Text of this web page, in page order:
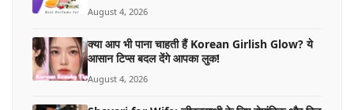
August 4, 2026
क्या आप भी पाना चाहती हैं Korean Girlish Glow? ये
आसान टिप्स बदल देंगे आपका लुक!
August 4, 2026